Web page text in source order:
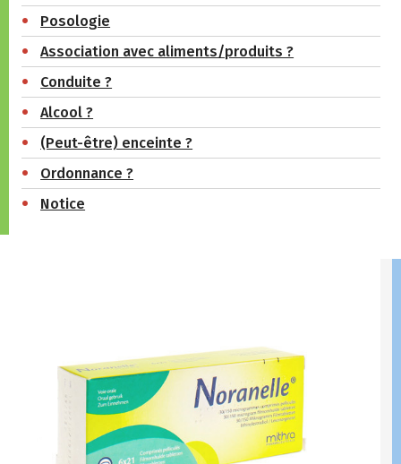
Posologie
Association avec aliments/produits ?
Conduite ?
Alcool ?
(Peut-être) enceinte ?
Ordonnance ?
Notice